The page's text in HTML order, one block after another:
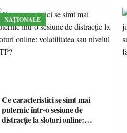
NAȚIONALE
Ce caracteristici se simt mai
puternic într-o sesiune de
distracție la sloturi online: